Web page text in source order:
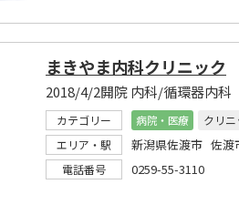
まきやま内科クリニック
2018/4/2開院 内科/循環器内科
カテゴリー 病院・医療
クリニ
エリア・駅
新潟県佐渡市 佐渡
電話番号 0259-55-3110